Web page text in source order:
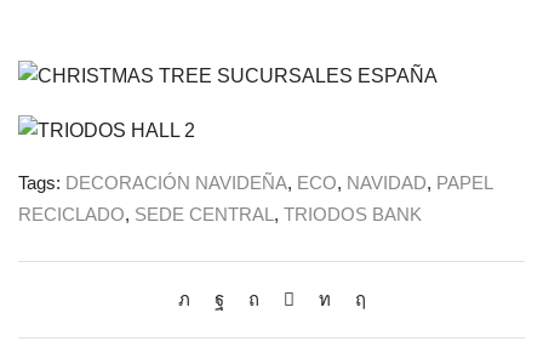
Tags: DECORACIÓN NAVIDEÑA, ECO, NAVIDAD, PAPEL
RECICLADO, SEDE CENTRAL, TRIODOS BANK